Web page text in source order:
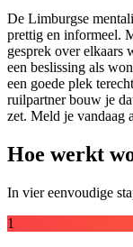
De Limburgse
prettig en informeel.
gesprek over elkaars
een beslissing als
een goede plek
ruilpartner bouw je
zet. Meld je vandaag
Hoe werkt
In vier eenvoudige
1